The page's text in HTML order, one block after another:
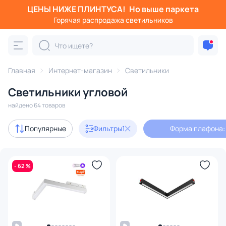
ЦЕНЫ НИЖЕ ПЛИНТУСА! Но выше паркета
Горячая распродажа светильников
Главная Интернет-магазин Светильники
Светильники угловой
найдено 64 товаров
Популярные Фильтры1 Форма плафона:
- 62 %
Фильтры
Категория:
Люстры Подвесные светильники
Акции 14
В наличии
Бренд
Цвет